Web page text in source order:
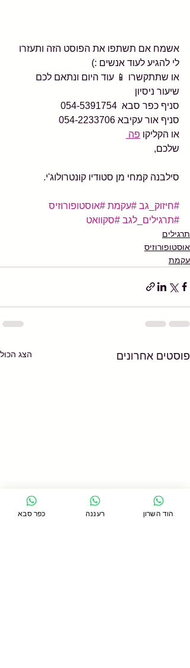
אשמח אם תשתפו את הפוסט הזה ותעזרו
לי להגיע לעוד אנשים :)
או שתתקשרו 📱 עוד היום ונתאם לכם
שיעור ניסיון
סניף כפר סבא  054-5391754
סניף אור עקיבא 054-2233706
או הקליקו פה
שלכם,
סילבנה קמחי מן סטודיו קונטרולוג'י.
#חיזוק_גב #עקמת #אוסטופורוזיס
#תרגילים_לגב #סקוואט
תרגילים
אוסטופורוזיס
עקמת
פוסטים אחרונים הצג הכול
כפר סבא רעננה הוד השרון